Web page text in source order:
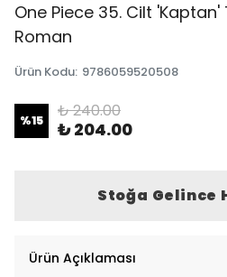
One Piece 35. Cilt 'Kaptan'
Roman
Ürün Kodu: 9786059520508
%15 ₺ 240.00
₺ 204.00
Stoğa Gelince
Ürün Açıklaması